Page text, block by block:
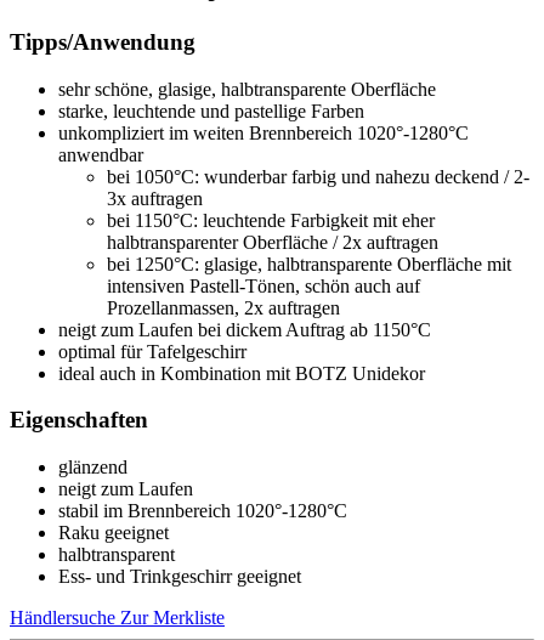
Tipps/Anwendung
sehr schöne, glasige, halbtransparente Oberfläche
starke, leuchtende und pastellige Farben
unkompliziert im weiten Brennbereich 1020°-1280°C
anwendbar
bei 1050°C: wunderbar farbig und nahezu deckend / 2-
3x auftragen
bei 1150°C: leuchtende Farbigkeit mit eher
halbtransparenter Oberfläche / 2x auftragen
bei 1250°C: glasige, halbtransparente Oberfläche mit
intensiven Pastell-Tönen, schön auch auf
Prozellanmassen, 2x auftragen
neigt zum Laufen bei dickem Auftrag ab 1150°C
optimal für Tafelgeschirr
ideal auch in Kombination mit BOTZ Unidekor
Eigenschaften
glänzend
neigt zum Laufen
stabil im Brennbereich 1020°-1280°C
Raku geeignet
halbtransparent
Ess- und Trinkgeschirr geeignet
Händlersuche Zur Merkliste